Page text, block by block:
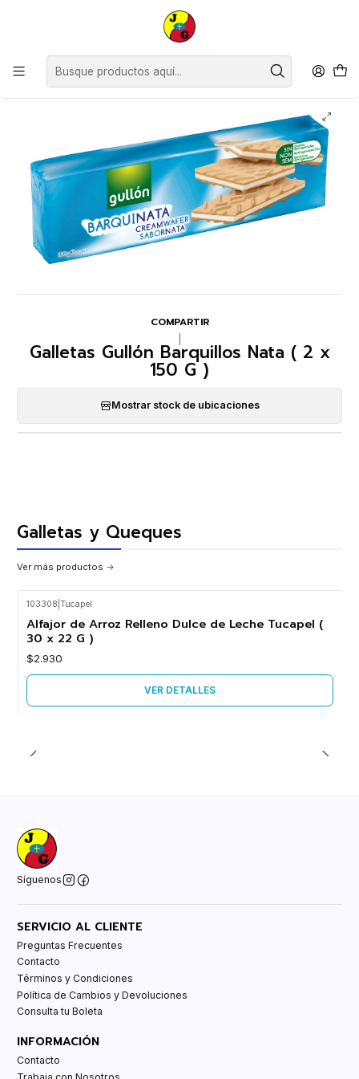
Disponible sólo Retiro en Tienda Osorno.
Supermercado Galletas y Queques
Galletas Gullón Barquillos Nata ( 2 x 150 G )
COMPARTIR
Galletas Gullón Barquillos Nata ( 2 x
150 G )
Mostrar stock de ubicaciones
Galletas y Queques
Ver más productos
103308 Tucapel
Alfajor de Arroz Relleno Dulce de Leche Tucapel (
30 x 22 G )
$2.930
VER DETALLES
Síguenos
SERVICIO AL CLIENTE
Preguntas Frecuentes
Contacto
Términos y Condiciones
Política de Cambios y Devoluciones
Consulta tu Boleta
INFORMACIÓN
Contacto